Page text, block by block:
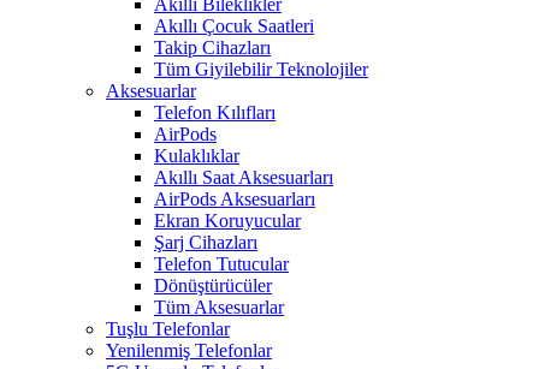
Akıllı Bileklikler
Akıllı Çocuk Saatleri
Takip Cihazları
Tüm Giyilebilir Teknolojiler
Aksesuarlar
Telefon Kılıfları
AirPods
Kulaklıklar
Akıllı Saat Aksesuarları
AirPods Aksesuarları
Ekran Koruyucular
Şarj Cihazları
Telefon Tutucular
Dönüştürücüler
Tüm Aksesuarlar
Tuşlu Telefonlar
Yenilenmiş Telefonlar